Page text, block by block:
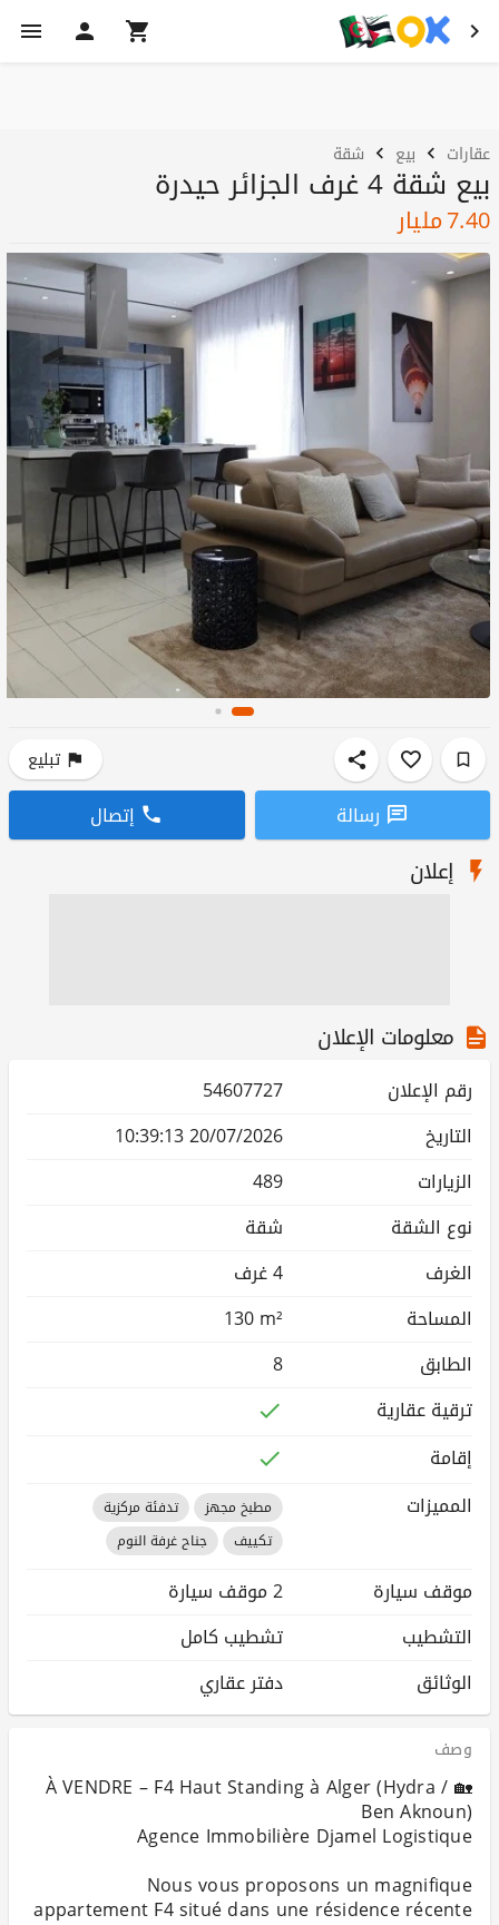
عقارات بيع شقة
بيع شقة 4 غرف الجزائر حيدرة
7.40مليار
تبليع
رسالة إتصال
إعلان
معلومات الإعلان
رقم الإعلان
54607727
التاريخ
20/07/2026 10:39:13
الزيارات
489
نوع الشقة
شقة
الغرف
4 غرف
المساحة
130 m²
الطابق
8
ترقية عقارية
إقامة
المميزات
مطبخ مجهز
تدفئة مركزية
تكييف
جناح غرفة النوم
موقف سيارة
2 موقف سيارة
التشطيب
تشطيب كامل
الوثائق
دفتر عقاري
وصف
🏡 À VENDRE – F4 Haut Standing à Alger (Hydra /
Nous vous proposons un magnifique
appartement F4 situé dans une résidence récente